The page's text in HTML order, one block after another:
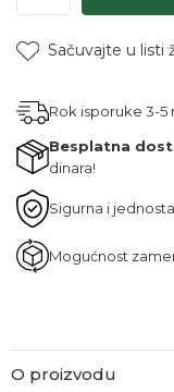
Sačuvajte u listi
Rok isporuke 3-5
Besplatna
dinara!
Sigurna i
Mogućnost
O proizvodu